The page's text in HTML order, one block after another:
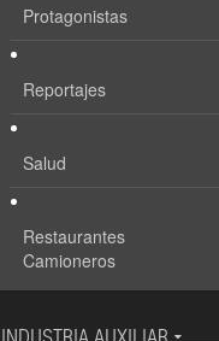
Protagonistas
Reportajes
Salud
Restaurantes
Camioneros